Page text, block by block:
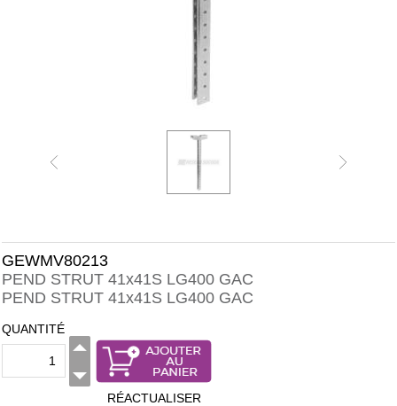
GEWMV80213
PEND STRUT 41x41S LG400 GAC
PEND STRUT 41x41S LG400 GAC
QUANTITÉ
RÉACTUALISER